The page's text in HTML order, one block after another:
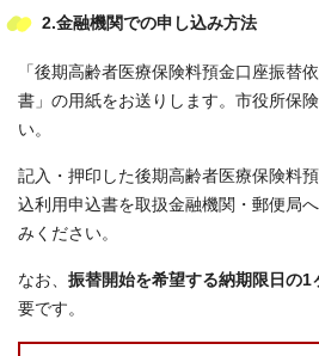
2.金融機関での申し込み方法
「後期高齢者医療保険料預金口座振替
書」の用紙をお送りします。市役所保
い。
記入・押印した後期高齢者医療保険料
込利用申込書を取扱金融機関・郵便局
みください。
なお、 振替開始を希望する納期限日の1
要です。